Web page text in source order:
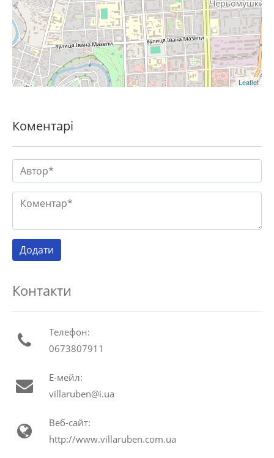
Leaflet
Коментарі
Контакти
Телефон:
0673807911
Е-мейл:
villaruben@i.ua
Веб-сайт:
http://www.villaruben.com.ua